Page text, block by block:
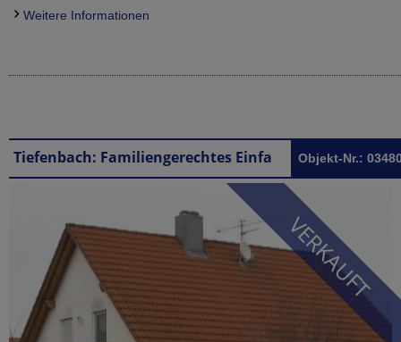
Weitere Informationen
Objekt-Nr.:
VERKAUFT